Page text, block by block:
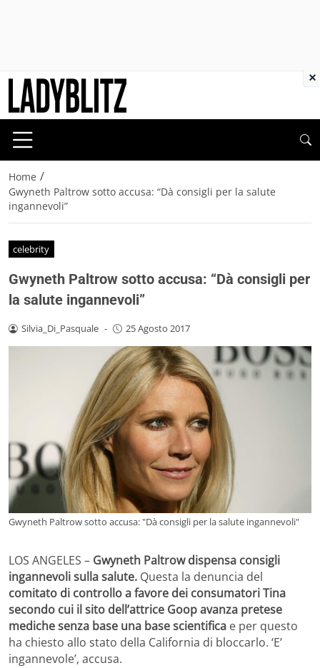
Home /
Gwyneth Paltrow sotto accusa: “Dà consigli per la salute
ingannevoli”
celebrity
Gwyneth Paltrow sotto accusa: “Dà consigli per
la salute ingannevoli”
Silvia_Di_Pasquale - 25 Agosto 2017
Gwyneth Paltrow sotto accusa: "Dà consigli per la salute ingannevoli"
LOS ANGELES – Gwyneth Paltrow dispensa consigli
ingannevoli sulla salute. Questa la denuncia del
comitato di controllo a favore dei consumatori Tina
secondo cui il sito dell’attrice Goop avanza pretese
mediche senza base una base scientifica e per questo
ha chiesto allo stato della California di bloccarlo. ‘E’
ingannevole’, accusa.
×